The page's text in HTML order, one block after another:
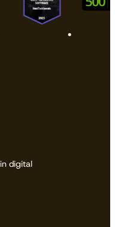
digital